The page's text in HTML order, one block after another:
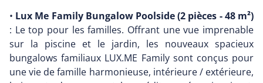
• Lux Me Family Bungalow Poolside (2 pièces - 48 m²)
: Le top pour les familles. Offrant une vue imprenable
sur la piscine et le jardin, les nouveaux spacieux
bungalows familiaux LUX.ME Family sont conçus pour
une vie de famille harmonieuse, intérieure / extérieure,